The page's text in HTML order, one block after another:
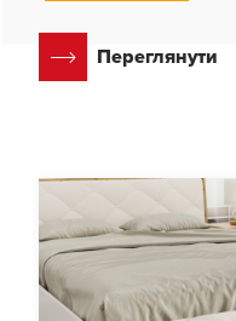
Переглянути